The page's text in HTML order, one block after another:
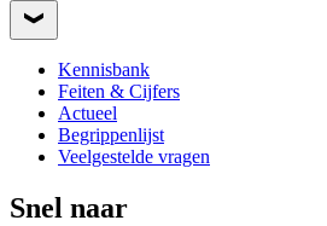
Kennisbank
Feiten & Cijfers
Actueel
Begrippenlijst
Veelgestelde vragen
Snel naar